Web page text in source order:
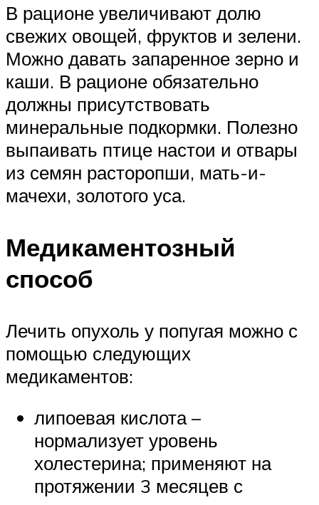
В рационе увеличивают долю
свежих овощей, фруктов и зелени.
Можно давать запаренное зерно и
каши. В рационе обязательно
должны присутствовать
минеральные подкормки. Полезно
выпаивать птице настои и отвары
из семян расторопши, мать-и-
мачехи, золотого уса.
Медикаментозный
способ
Лечить опухоль у попугая можно с
помощью следующих
медикаментов:
липоевая кислота –
нормализует уровень
холестерина; применяют на
протяжении 3 месяцев с